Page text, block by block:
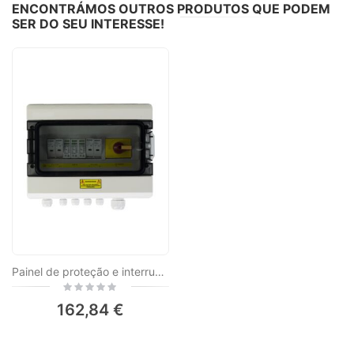
ENCONTRÁMOS OUTROS PRODUTOS QUE PODEM
SER DO SEU INTERESSE!
Painel de proteção e interrupção do sistema solar monofásico PNI CBM-2
Rating:
162,84 €